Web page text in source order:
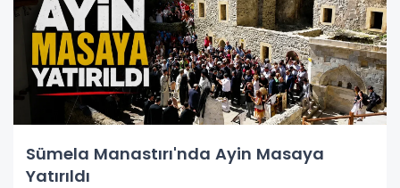
Sümela Manastırı'nda Ayin Masaya
Yatırıldı